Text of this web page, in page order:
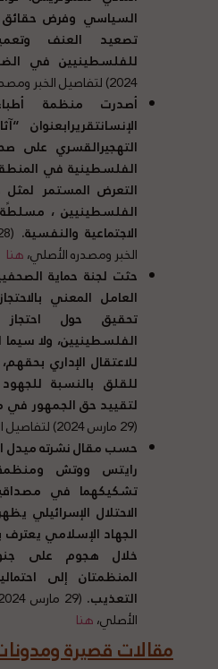
السياسي وفرض
تصعيد العنف
للفلسطينيين في
2024) لتفاصيل الخبر ومصدره الأصلي،
أصدرت منظمة
الإنسانتقريرابعنوان“
التهجيرالقسري على
الفلسطينية في
التعرض المستمر
الفلسطينيين ،
الاجتماعية والنفسية.
الخبر ومصدره الأصلي،هنا
حثت لجنة حماية
العامل المعني
تحقيق حول احتجاز
الفلسطينيين، ولا سيما
للاعتقال الإداري
للقلق بالنسبة
لتقييد حق الجمهور
(29 مارس 2024) لتفاصيل الخبر ومصدره الأصلي،
حسب مقال نشرته ميدل
رايتس ووتش
تشكيكهما في
الاحتلال الإسرائيلي
الجهاد الإسلامي يعترف
خلال هجوم على
المنظمتان إلى
التعذيب.
الأصلي،هنا
مقالات قصيرة